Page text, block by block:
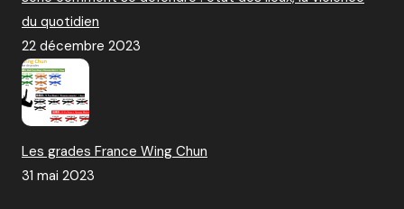
du quotidien
22 décembre 2023
Les grades France Wing Chun
31 mai 2023